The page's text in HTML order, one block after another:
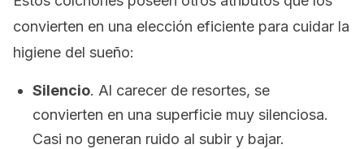
convierten en una elección eficiente para cuidar la
higiene del sueño:
Silencio. Al carecer de resortes, se
convierten en una superficie muy silenciosa.
Casi no generan ruido al subir y bajar.